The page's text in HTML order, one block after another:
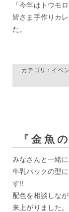
「今年はトウモ
皆さま手作りカ
た。
カテゴリ： イベ
『金魚
みなさんと一緒
牛乳パックの型
す!!
配色を相談しな
来上がりました。